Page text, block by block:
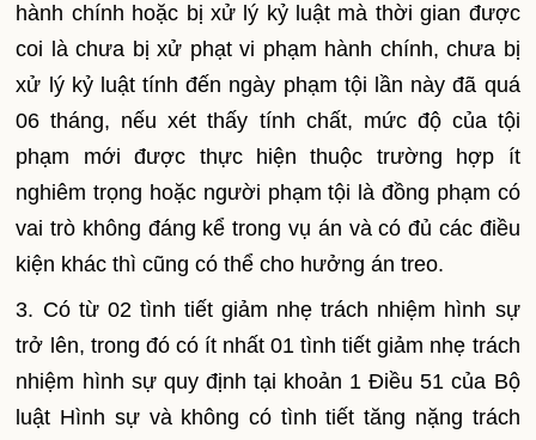
hành chính hoặc bị xử lý kỷ luật mà thời gian được
coi là chưa bị xử phạt vi phạm hành chính, chưa bị
xử lý kỷ luật tính đến ngày phạm tội lần này đã quá
06 tháng, nếu xét thấy tính chất, mức độ của tội
phạm mới được thực hiện thuộc trường hợp ít
nghiêm trọng hoặc người phạm tội là đồng phạm có
vai trò không đáng kể trong vụ án và có đủ các điều
kiện khác thì cũng có thể cho hưởng án treo.
3. Có từ 02 tình tiết giảm nhẹ trách nhiệm hình sự
trở lên, trong đó có ít nhất 01 tình tiết giảm nhẹ trách
nhiệm hình sự quy định tại khoản 1 Điều 51 của Bộ
luật Hình sựvà không có tình tiết tăng nặng trách